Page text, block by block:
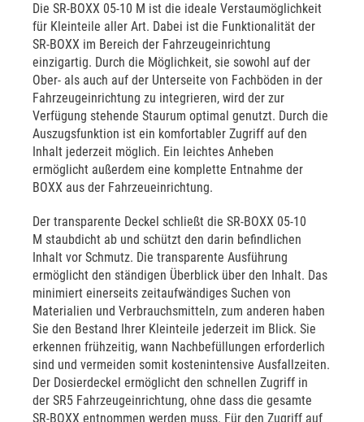
Die SR-BOXX 05-10 M ist die ideale Verstaumöglichkeit
für Kleinteile aller Art. Dabei ist die Funktionalität der
SR-BOXX im Bereich der Fahrzeugeinrichtung
einzigartig. Durch die Möglichkeit, sie sowohl auf der
Ober- als auch auf der Unterseite von Fachböden in der
Fahrzeugeinrichtung zu integrieren, wird der zur
Verfügung stehende Staurum optimal genutzt. Durch die
Auszugsfunktion ist ein komfortabler Zugriff auf den
Inhalt jederzeit möglich. Ein leichtes Anheben
ermöglicht außerdem eine komplette Entnahme der
BOXX aus der Fahrzeueinrichtung.
Der transparente Deckel schließt die SR-BOXX 05-10
M staubdicht ab und schützt den darin befindlichen
Inhalt vor Schmutz. Die transparente Ausführung
ermöglicht den ständigen Überblick über den Inhalt. Das
minimiert einerseits zeitaufwändiges Suchen von
Materialien und Verbrauchsmitteln, zum anderen haben
Sie den Bestand Ihrer Kleinteile jederzeit im Blick. Sie
erkennen frühzeitig, wann Nachbefüllungen erforderlich
sind und vermeiden somit kostenintensive Ausfallzeiten.
Der Dosierdeckel ermöglicht den schnellen Zugriff in
der SR5 Fahrzeugeinrichtung, ohne dass die gesamte
SR-BOXX entnommen werden muss. Für den Zugriff auf